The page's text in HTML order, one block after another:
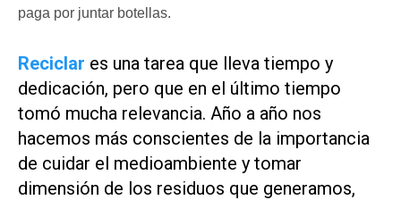
paga por juntar botellas.
Reciclar es una tarea que lleva tiempo y
dedicación, pero que en el último tiempo
tomó mucha relevancia. Año a año nos
hacemos más conscientes de la importancia
de cuidar el medioambiente y tomar
dimensión de los residuos que generamos,